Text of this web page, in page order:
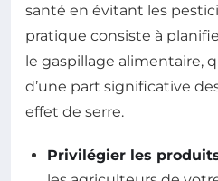
santé en évitant les
pratique consiste à
le gaspillage alimentaire,
d’une part significative
effet de serre.
Privilégier les